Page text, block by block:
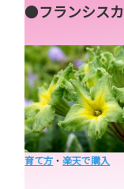
●フランシスカ
育て方 ・楽天で購入